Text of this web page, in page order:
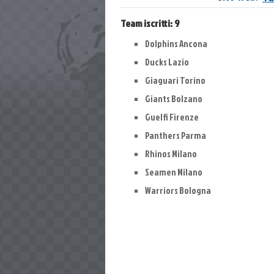
Team iscritti:9
Dolphins Ancona
Ducks Lazio
Giaguari Torino
Giants Bolzano
Guelfi Firenze
Panthers Parma
Rhinos Milano
Seamen Milano
Warriors Bologna